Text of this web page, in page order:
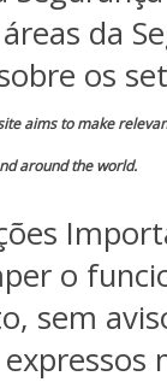
da
os
aims to make
around the world.
o
sem